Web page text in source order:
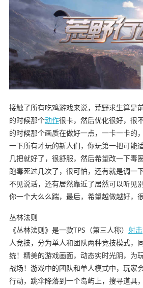
接触了所有吃鸡游戏来说，荒野求生算是
的时候那个动作很卡，然后优化很好，很
的时候那个画质在做好一点，一卡一卡的
一下所有才玩的新人们，你玩第一把可能
几把就好了，很舒服，然后希望改一下毒
跑毒死过几次了，很可怕，还有就是调一
不见说话，还有居然靠近了居然可以听见
你一个大么么踹，最后，希望越做越好，
丛林法则
《丛林法则》是一款TPS（第三人称） 射击
人竞技，分为单人和团队两种竞技模式，
统！精美的游戏画面，动态实时光阴，为
战场！游戏中的团队和单人模式中，玩家
行动，跳伞降落到一个岛屿上，搜寻道具